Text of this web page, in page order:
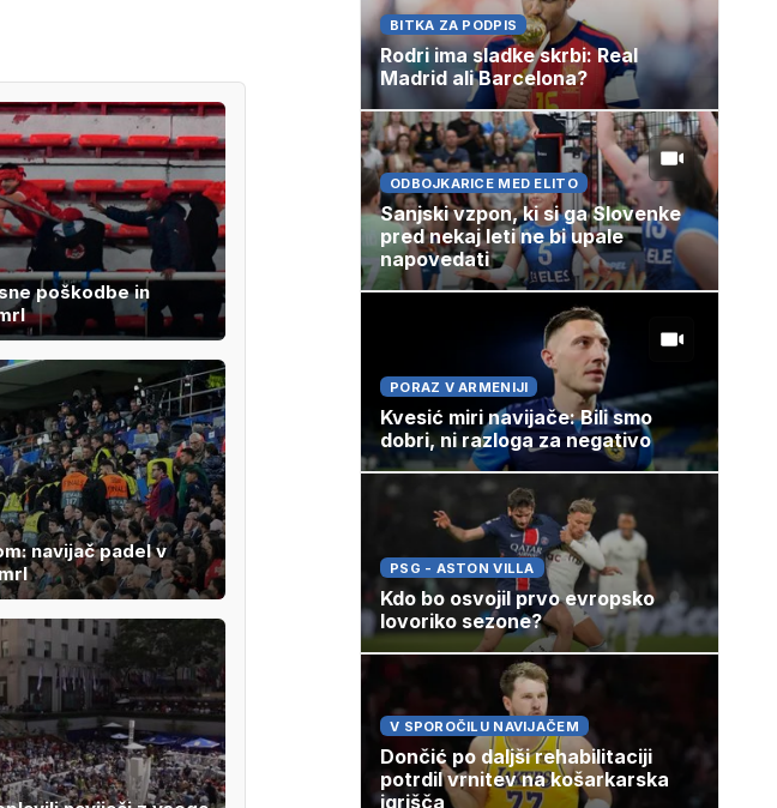
poškodbe in
navijač padel v
BITKA ZA PODPIS
Rodri ima sladke skrbi: Real
Madrid ali Barcelona?
ODBOJKARICE MED ELITO
Sanjski vzpon, ki si ga Slovenke
pred nekaj leti ne bi upale
napovedati
PORAZ V ARMENIJI
Kvesić miri navijače: Bili smo
dobri, ni razloga za negativo
PSG - ASTON VILLA
Kdo bo osvojil prvo evropsko
lovoriko sezone?
V SPOROČILU NAVIJAČEM
Dončić po daljši rehabilitaciji
potrdil vrnitev na košarkarska
igrišča